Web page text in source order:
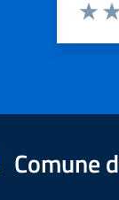
Comune